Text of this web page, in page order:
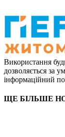
Використання
дозволяється за
інформаційний
ЩЕ БІЛЬШЕ